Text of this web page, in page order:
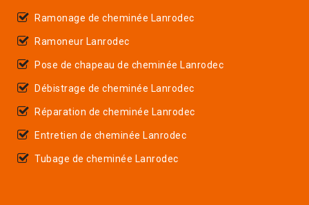
Ramonage de cheminée Lanrodec
Ramoneur Lanrodec
Pose de chapeau de cheminée Lanrodec
Débistrage de cheminée Lanrodec
Réparation de cheminée Lanrodec
Entretien de cheminée Lanrodec
Tubage de cheminée Lanrodec